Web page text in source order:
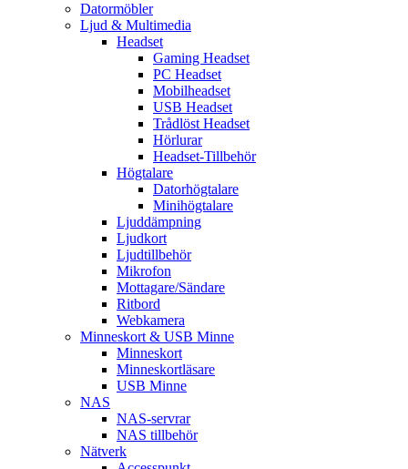
Datormöbler
Ljud & Multimedia
Headset
Gaming Headset
PC Headset
Mobilheadset
USB Headset
Trådlöst Headset
Hörlurar
Headset-Tillbehör
Högtalare
Datorhögtalare
Minihögtalare
Ljuddämpning
Ljudkort
Ljudtillbehör
Mikrofon
Mottagare/Sändare
Ritbord
Webkamera
Minneskort & USB Minne
Minneskort
Minneskortläsare
USB Minne
NAS
NAS-servrar
NAS tillbehör
Nätverk